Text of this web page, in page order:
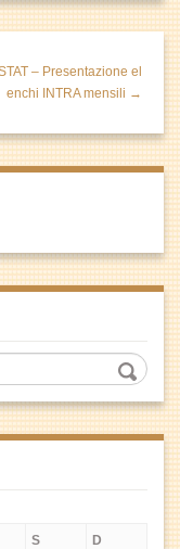
– Presentazione el
enchi INTRA mensili →
S D